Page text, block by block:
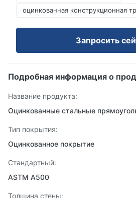
оцинкованная конструкционная
Запросить
Подробная информация о
Название продукта:
Оцинкованные стальные
Тип покрытия:
Оцинкованное покрытие
Стандартный:
ASTM A500
Толщина стены: